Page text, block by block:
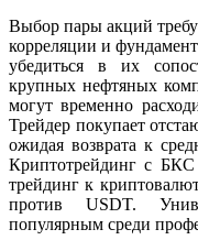
Выбор пары акций
корреляции и
убедиться в их
крупных нефтяных
могут временно
Трейдер покупает
ожидая возврата к
Криптотрейдинг с БКС
трейдинг к
против USDT.
популярным среди